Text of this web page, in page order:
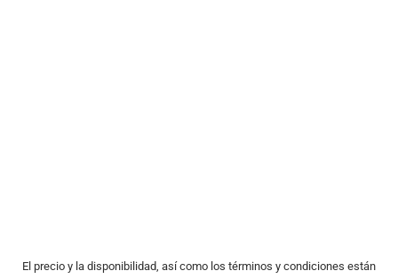
El precio y la disponibilidad, así como los términos y condiciones están